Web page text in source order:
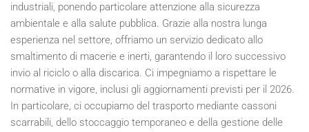
industriali, ponendo particolare attenzione alla sicurezza
ambientale e alla salute pubblica. Grazie alla nostra lunga
esperienza nel settore, offriamo un servizio dedicato allo
smaltimento di macerie e inerti, garantendo il loro successivo
invio al riciclo o alla discarica. Ci impegniamo a rispettare le
normative in vigore, inclusi gli aggiornamenti previsti per il 2026.
In particolare, ci occupiamo del trasporto mediante cassoni
scarrabili, dello stoccaggio temporaneo e della gestione delle